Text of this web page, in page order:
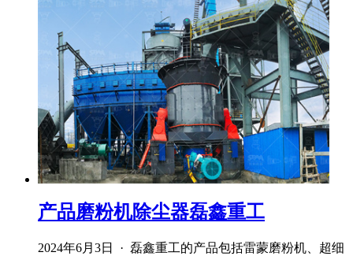
产品磨粉机除尘器磊鑫重工
2024年6月3日 · 磊鑫重工的产品包括雷蒙磨粉机、超细